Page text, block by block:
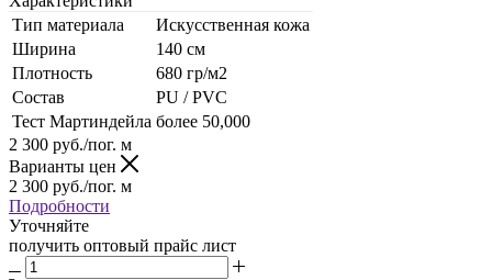
Тип материала
Искусственная кожа
Ширина
140 см
Плотность
680 гр/м2
Состав
PU / PVC
Тест Мартиндейла более 50,000
2 300 руб./пог. м
Варианты цен
2 300 руб./пог. м
Подробности
Уточняйте
получить оптовый прайс лист